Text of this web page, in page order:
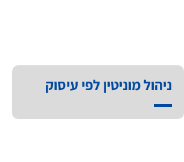
ניהול מוניטין לפי עיסוק